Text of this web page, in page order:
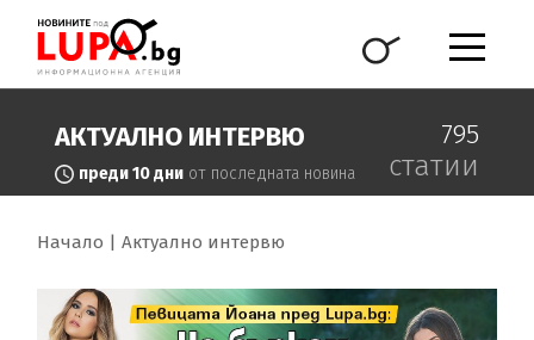
АКТУАЛНО ИНТЕРВЮ
преди 10 дни от последната новина
795
статии
Начало Актуално интервю